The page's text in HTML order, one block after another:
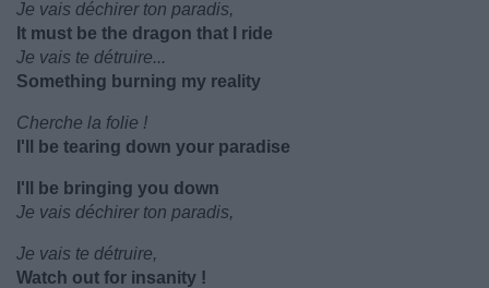
Je vais déchirer ton paradis,
It must be the dragon that I ride
Je vais te détruire...
Something burning my reality
Cherche la folie !
I'll be tearing down your paradise
I'll be bringing you down
Je vais déchirer ton paradis,
Je vais te détruire,
Watch out for insanity !